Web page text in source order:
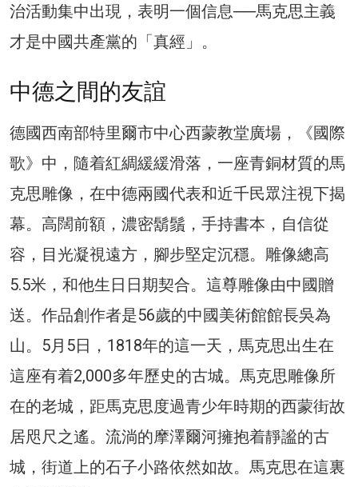
治活動集中出現，表明一個信息──馬克思主義
才是中國共產黨的「真經」。
中德之間的友誼
德國西南部特里爾市中心西蒙教堂廣場，《國際
歌》中，隨着紅綢緩緩滑落，一座青銅材質的馬
克思雕像，在中德兩國代表和近千民眾注視下揭
幕。高闊前額，濃密鬍鬚，手持書本，自信從
容，目光凝視遠方，腳步堅定沉穩。雕像總高
5.5米，和他生日日期契合。這尊雕像由中國贈
送。作品創作者是56歲的中國美術館館長吳為
山。5月5日，1818年的這一天，馬克思出生在
這座有着2,000多年歷史的古城。馬克思雕像所
在的老城，距馬克思度過青少年時期的西蒙街故
居咫尺之遙。流淌的摩澤爾河擁抱着靜謐的古
城，街道上的石子小路依然如故。馬克思在這裏